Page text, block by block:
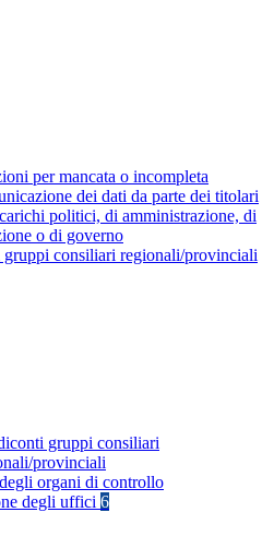
per mancata o incompleta
dei dati da parte dei titolari
politici, di amministrazione, di
o di governo
gruppi consiliari regionali/provinciali
gruppi consiliari
provinciali
organi di controllo
degli uffici 6